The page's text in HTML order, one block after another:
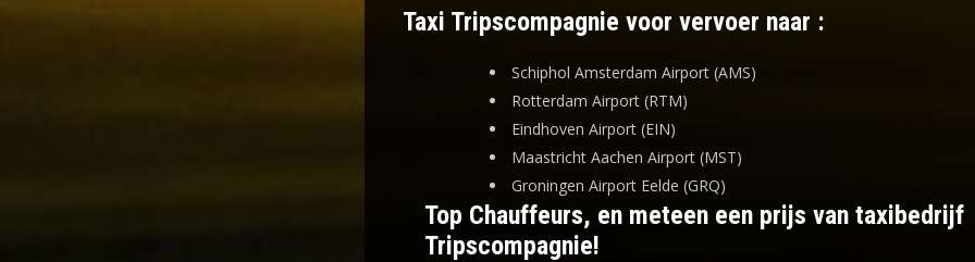
Taxi Tripscompagnie voor vervoer naar :
Schiphol Amsterdam Airport (AMS)
Rotterdam Airport (RTM)
Eindhoven Airport (EIN)
Maastricht Aachen Airport (MST)
Groningen Airport Eelde (GRQ)
Top Chauffeurs, en meteen een prijs van taxibedrijf
Tripscompagnie!